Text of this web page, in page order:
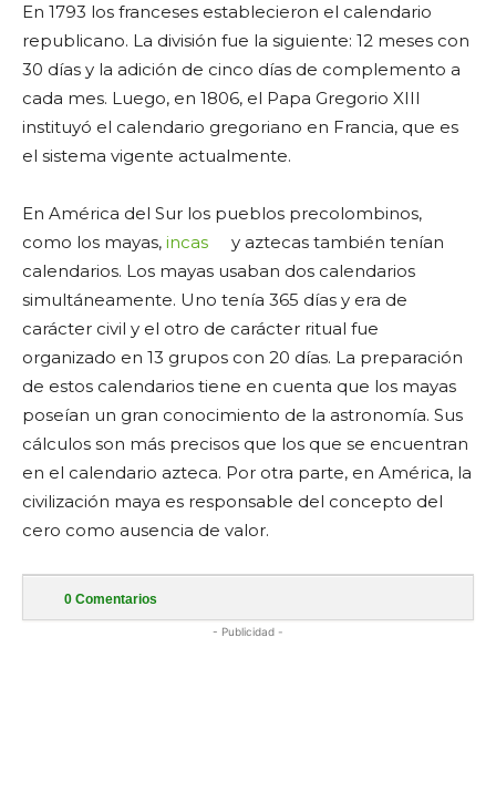
En 1793 los franceses establecieron el calendario
republicano. La división fue la siguiente: 12 meses con
30 días y la adición de cinco días de complemento a
cada mes. Luego, en 1806, el Papa Gregorio XIII
instituyó el calendario gregoriano en Francia, que es
el sistema vigente actualmente.
En América del Sur los pueblos precolombinos,
como los mayas, incas
y aztecas también tenían
calendarios. Los mayas usaban dos calendarios
simultáneamente. Uno tenía 365 días y era de
carácter civil y el otro de carácter ritual fue
organizado en 13 grupos con 20 días. La preparación
de estos calendarios tiene en cuenta que los mayas
poseían un gran conocimiento de la astronomía. Sus
cálculos son más precisos que los que se encuentran
en el calendario azteca. Por otra parte, en América, la
civilización maya es responsable del concepto del
cero como ausencia de valor.
0 Comentarios
- Publicidad -